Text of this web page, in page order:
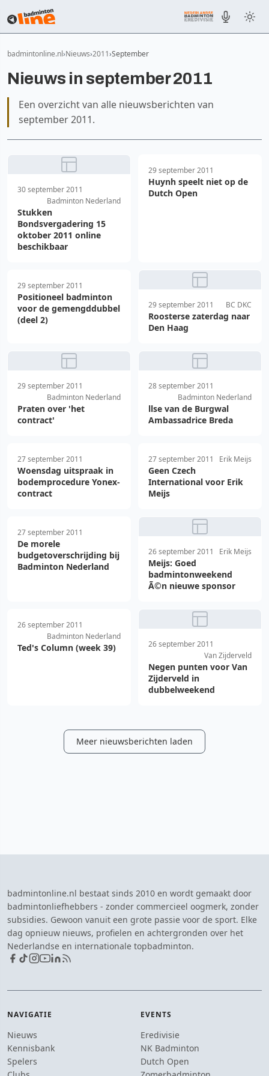
badmintonline.nl Nieuws 2011 September
Nieuws in september 2011
Een overzicht van alle nieuwsberichten van
september 2011.
30 september 2011
Badminton Nederland
Stukken
Bondsvergadering 15
oktober 2011 online
beschikbaar
29 september 2011
Huynh speelt niet op de
Dutch Open
29 september 2011
Positioneel badminton
voor de gemengddubbel
(deel 2)
29 september 2011 BC DKC
Roosterse zaterdag naar
Den Haag
29 september 2011
Badminton Nederland
Praten over 'het
contract'
28 september 2011
Badminton Nederland
llse van de Burgwal
Ambassadrice Breda
27 september 2011
Woensdag uitspraak in
bodemprocedure Yonex-
contract
27 september 2011 Erik Meijs
Geen Czech
International voor Erik
Meijs
27 september 2011
De morele
budgetoverschrijding bij
Badminton Nederland
26 september 2011 Erik Meijs
Meijs: Goed
badmintonweekend
Ã©n nieuwe sponsor
26 september 2011
Badminton Nederland
Ted's Column (week 39)
26 september 2011
Van Zijderveld
Negen punten voor Van
Zijderveld in
dubbelweekend
Meer nieuwsberichten laden
badmintonline.nl bestaat sinds 2010 en wordt gemaakt door
badmintonliefhebbers - zonder commercieel oogmerk, zonder
subsidies. Gewoon vanuit een grote passie voor de sport. Elke
dag opnieuw nieuws, profielen en achtergronden over het
Nederlandse en internationale topbadminton.
NAVIGATIE
Nieuws
Kennisbank
Spelers
EVENTS
Eredivisie
NK Badminton
Dutch Open